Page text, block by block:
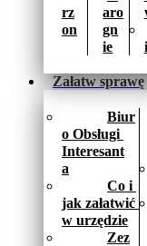
rz
on
aro
gn
ie
Załatw sprawę
Biur
o Obsługi
Interesant
a
Co i
jak załatwić
w urzędzie
Zez